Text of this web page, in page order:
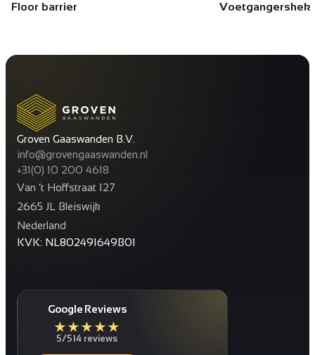
Floor barrier Voetgangershek
Groven Gaaswanden B.V.
info@grovengaaswanden.nl
+31(0) 10 200 4618
Van ’t Hoffstraat 127
2665 JL Bleiswijk
Nederland
KVK: NL802491649B01
Google Reviews
★ ★ ★ ★ ★
5/514 reviews